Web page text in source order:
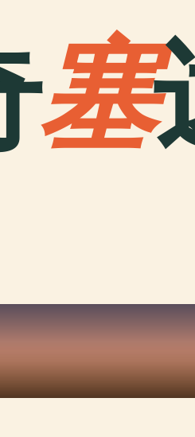
塞